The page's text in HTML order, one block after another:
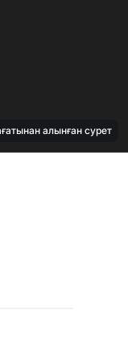
алынған сурет